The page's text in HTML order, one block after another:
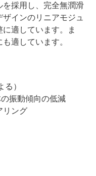
採用し、完全無潤滑
インのリニアモジュ
適しています。ま
適しています。
）
振動傾向の低減
リング